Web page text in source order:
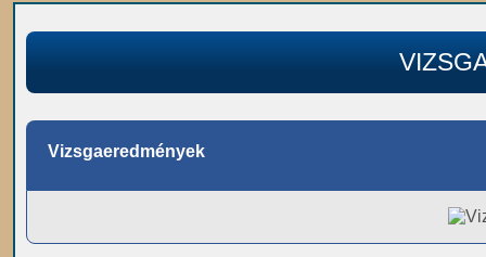
Vizsgaeredmények